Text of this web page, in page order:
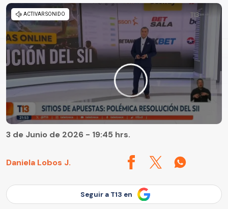
Daniela Lobos J.
3 de Junio de 2026 - 19:45 hrs.
Seguir a T13 en